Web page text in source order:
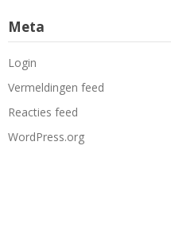
Meta
Login
Vermeldingen feed
Reacties feed
WordPress.org